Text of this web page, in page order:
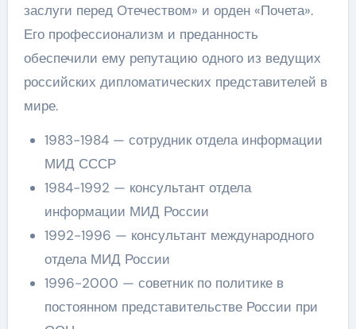
заслуги перед Отечеством» и орден «Почета».
Его профессионализм и преданность
обеспечили ему репутацию одного из ведущих
российских дипломатических представителей в
мире.
1983-1984 — сотрудник отдела информации
МИД СССР
1984-1992 — консультант отдела
информации МИД России
1992-1996 — консультант международного
отдела МИД России
1996-2000 — советник по политике в
постоянном представительстве России при